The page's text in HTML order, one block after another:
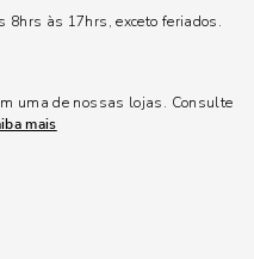
8hrs às 17hrs, exceto feriados.
uma de nossas lojas. Consulte
mais